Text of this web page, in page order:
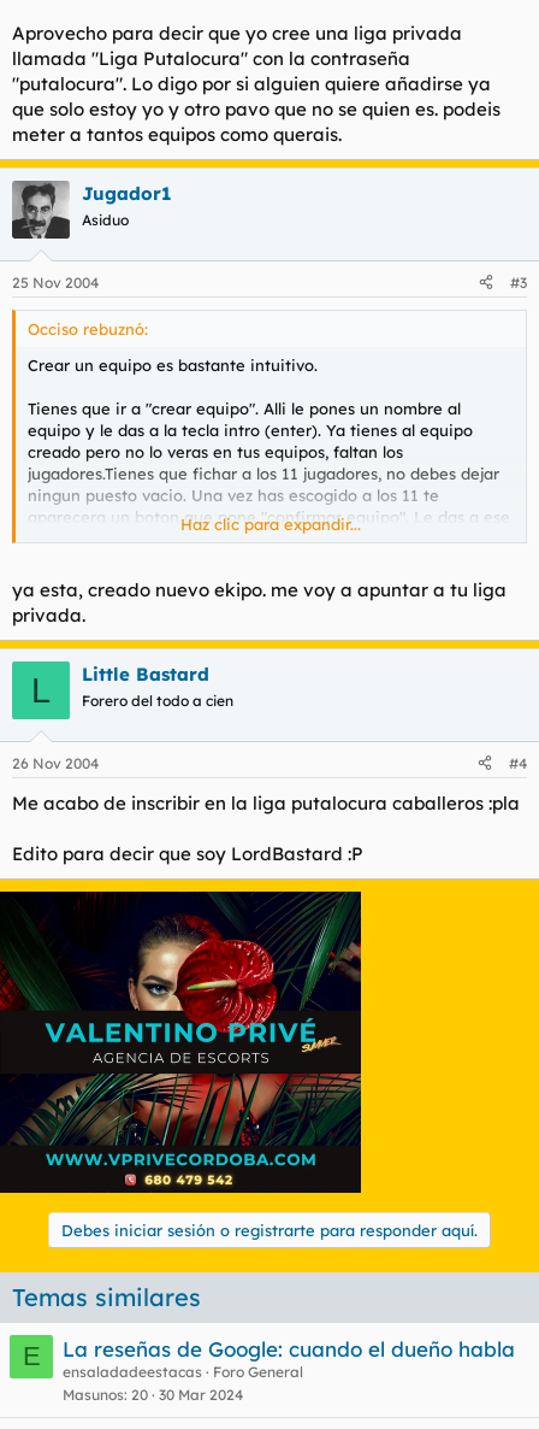
Aprovecho para decir que yo cree una liga privada
llamada "Liga Putalocura" con la contraseña
"putalocura". Lo digo por si alguien quiere añadirse ya
que solo estoy yo y otro pavo que no se quien es. podeis
meter a tantos equipos como querais.
Jugador1
Asiduo
25 Nov 2004 #3
Occiso rebuznó:
Crear un equipo es bastante intuitivo.
Tienes que ir a "crear equipo". Alli le pones un nombre al
equipo y le das a la tecla intro (enter). Ya tienes al equipo
creado pero no lo veras en tus equipos, faltan los
jugadores.Tienes que fichar a los 11 jugadores, no debes dejar
ningun puesto vacio. Una vez has escogido a los 11 te
aparecera un boton que pone "confirmar equipo". Le das a ese
boton y tendras tu equipo creado.
A veces si se le va la olla lo que tienes que hacer es recargar la
pagina.
Aprovecho para decir que yo cree una liga privada llamada
"Liga Putalocura" con la contraseña "putalocura". Lo digo por si
alguien quiere añadirse ya que solo estoy yo y otro pavo que
no se quien es. podeis meter a tantos equipos como querais.
Haz clic para expandir...
ya esta, creado nuevo ekipo. me voy a apuntar a tu liga
privada.
L Little Bastard
Forero del todo a cien
26 Nov 2004 #4
Me acabo de inscribir en la liga putalocura caballeros :pla
Edito para decir que soy LordBastard :P
Debes iniciar sesión o registrarte para responder aquí.
Temas similares
E
La reseñas de Google: cuando el dueño habla
ensaladadeestacas
Foro General
Masunos 20 30 Mar 2024